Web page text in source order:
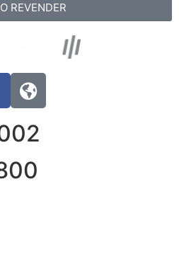
REVENDER